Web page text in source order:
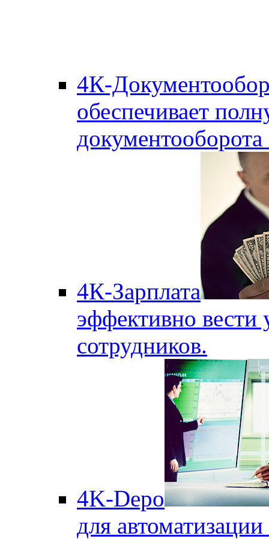
4К-
обеспечивает
4К-Зарплата
эффективно вести
сотрудников.
4K-Depo
для